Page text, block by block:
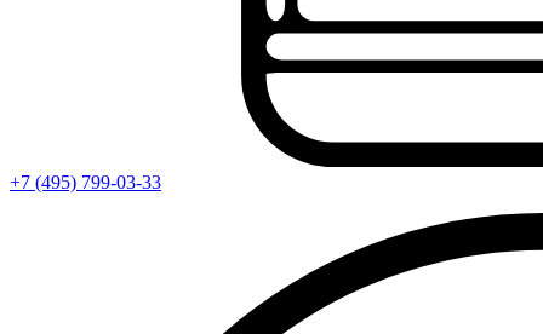
+7 (495) 799-03-33